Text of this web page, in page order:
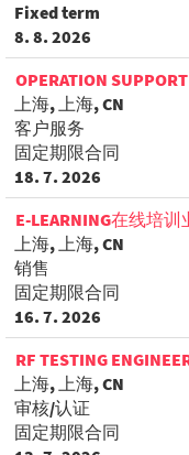
Fixed term
8. 8. 2026
OPERATION
上海, 上海, CN
客户服务
固定期限合同
18. 7. 2026
E-LEARNING在线培
上海, 上海, CN
销售
固定期限合同
16. 7. 2026
RF TESTING
上海, 上海, CN
审核/认证
固定期限合同